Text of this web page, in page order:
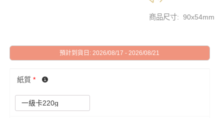
商品尺寸: 90x54mm
預計到貨日: 2026/08/17 - 2026/08/21
紙質 *